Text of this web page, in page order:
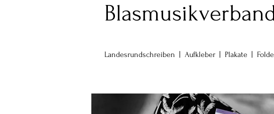
Landesrundschreiben | Aufkleber | Plakate |